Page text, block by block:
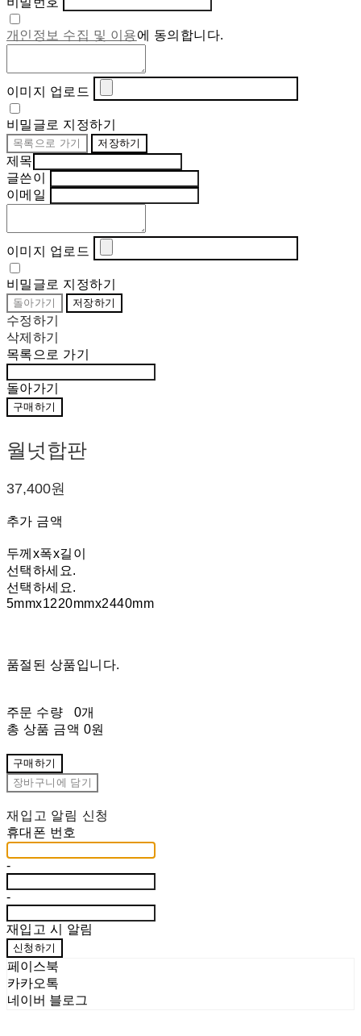
개인정보 수집 및 이용에 동의합니다.
이미지 업로드
비밀글로 지정하기
목록으로 가기 저장하기
제목
글쓴이
이메일
이미지 업로드
비밀글로 지정하기
돌아가기 저장하기
수정하기
삭제하기
목록으로 가기
돌아가기
구매하기
월넛합판
37,400원
추가 금액
두께x폭x길이
선택하세요.
선택하세요.
5mmx1220mmx2440mm
품절된 상품입니다.
주문 수량
0개
총 상품 금액 0원
구매하기
장바구니에 담기
재입고 알림 신청
휴대폰 번호
-
-
재입고 시 알림
신청하기
페이스북
카카오톡
네이버 블로그